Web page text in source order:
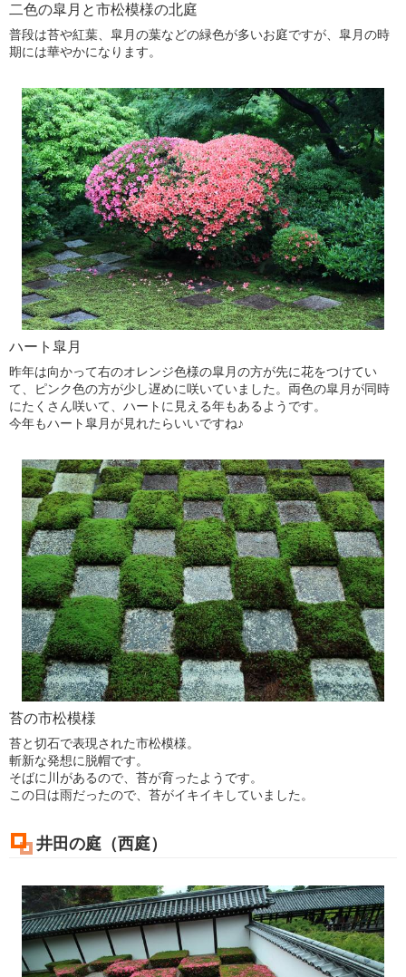
二色の皐月と市松模様の北庭
普段は苔や紅葉、皐月の葉などの緑色が多いお庭ですが、皐月の時
期には華やかになります。
ハート皐月
昨年は向かって右のオレンジ色様の皐月の方が先に花をつけてい
て、ピンク色の方が少し遅めに咲いていました。両色の皐月が同時
にたくさん咲いて、ハートに見える年もあるようです。
今年もハート皐月が見れたらいいですね♪
苔の市松模様
苔と切石で表現された市松模様。
斬新な発想に脱帽です。
そばに川があるので、苔が育ったようです。
この日は雨だったので、苔がイキイキしていました。
井田の庭（西庭）